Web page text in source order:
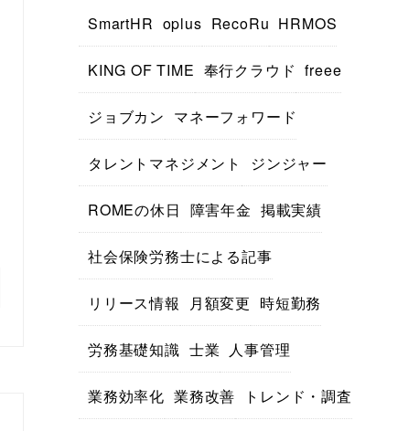
SmartHR oplus RecoRu HRMOS
KING OF TIME 奉行クラウド freee
ジョブカン マネーフォワード
タレントマネジメント ジンジャー
ROMEの休日 障害年金 掲載実績
社会保険労務士による記事
リリース情報 月額変更 時短勤務
労務基礎知識 士業 人事管理
業務効率化 業務改善 トレンド・調査